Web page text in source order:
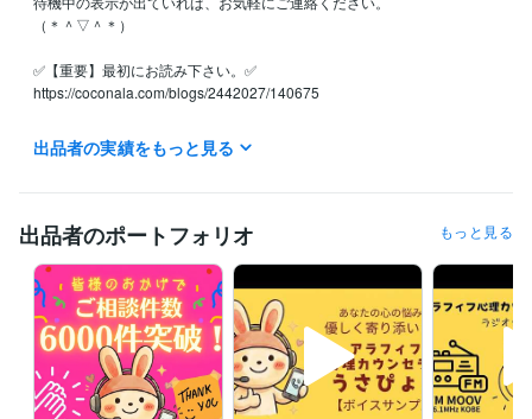
（＊＾▽＾＊）
✅【重要】最初にお読み下さい。✅
https://coconala.com/blogs/2442027/140675
✅ よくご相談いただくお悩み
◆片思いの悩み
◆夫婦関係・DV・モラハラ・離婚の悩み
◆セックスレスの悩み
◆毒親・子供、家庭の悩み
◆職場の人間関係の悩み
◆友達関係の悩み
◆ＨＳＰ（繊細さん）の悩み
◆仕事・転職・キャリアの悩み
◆お金の悩み
◆生き方・人生の悩み等
出品者の実績をもっと見る
出品者のポートフォリオ もっと見る